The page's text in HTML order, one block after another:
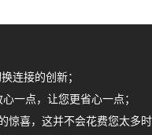
连接的创新；
一点，让您更省心一点；
惊喜，这并不会花费您太多